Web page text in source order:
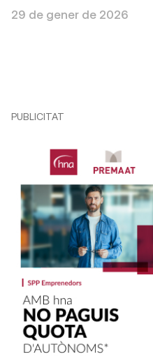
29 de gener de 2026
PUBLICITAT